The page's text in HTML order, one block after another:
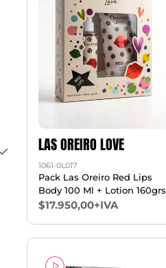
LAS OREIRO LOVE
1061-0L017
Pack Las Oreiro Red Lips
Body 100 Ml + Lotion 160grs
$17.950,00+IVA